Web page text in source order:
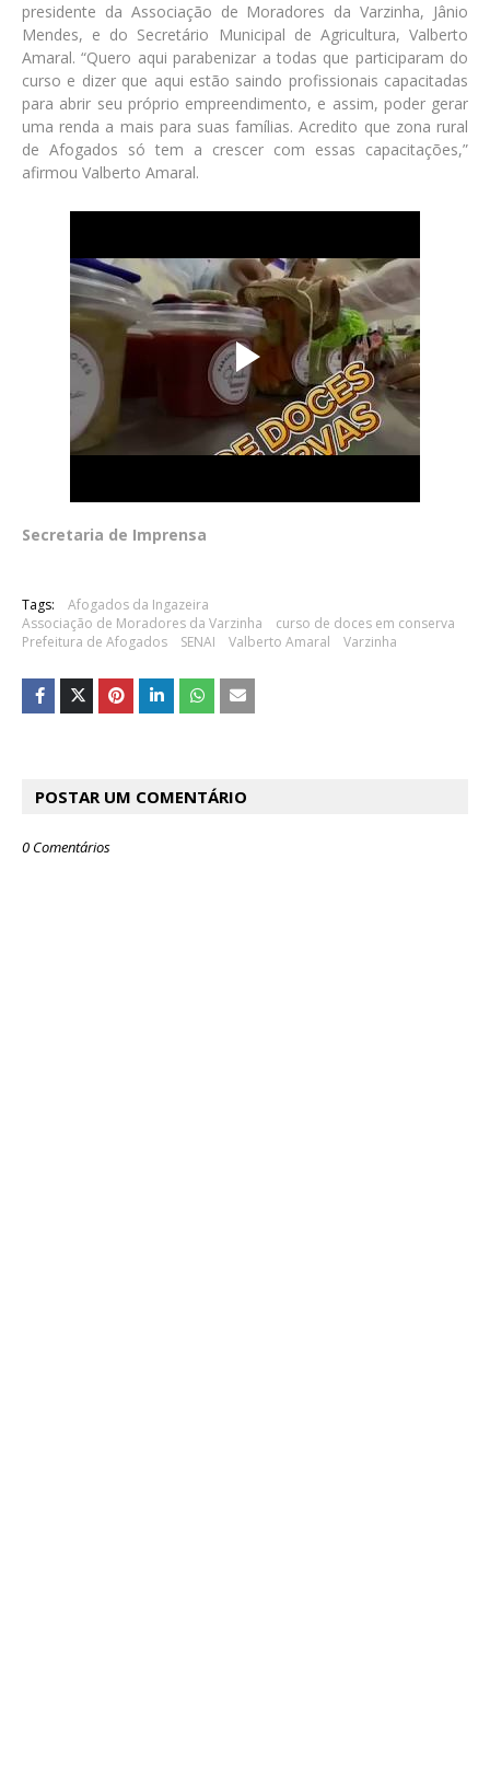
presidente da Associação de Moradores da Varzinha, Jânio
Mendes, e do Secretário Municipal de Agricultura, Valberto
Amaral. “Quero aqui parabenizar a todas que participaram do
curso e dizer que aqui estão saindo profissionais capacitadas
para abrir seu próprio empreendimento, e assim, poder gerar
uma renda a mais para suas famílias. Acredito que zona rural
de Afogados só tem a crescer com essas capacitações,”
afirmou Valberto Amaral.
Secretaria de Imprensa
Tags:
Afogados da Ingazeira
Associação de Moradores da Varzinha
curso de doces em conserva
Prefeitura de Afogados
SENAI Valberto Amaral Varzinha
POSTAR UM COMENTÁRIO
0 Comentários